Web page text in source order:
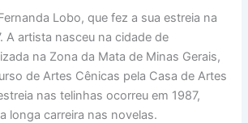
Lobo, que fez a sua estreia na
A artista nasceu na cidade de
na Zona da Mata de Minas Gerais,
de Artes Cênicas pela Casa de Artes
nas telinhas ocorreu em 1987,
longa carreira nas novelas.